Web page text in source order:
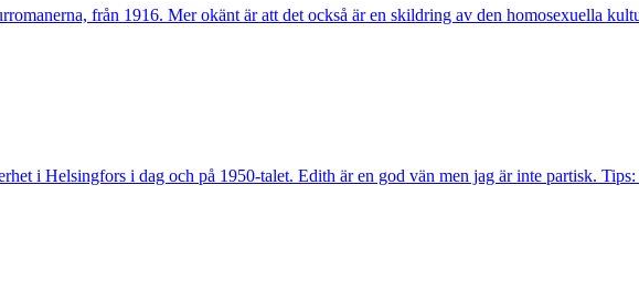
från 1916. Mer okänt är att det också är en skildring av den homosexuella
i Helsingfors i dag och på 1950-talet. Edith är en god vän men jag är inte partisk.